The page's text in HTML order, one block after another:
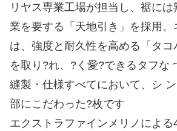
リヤス専業工場が担当し、裾に
業を要する「天地引き」を採用。
は、強度と耐久性を高める「タ
を取り?れ、?く愛?できるタフな
縫製・仕様すべてにおいて、シ
部にこだわった?枚です
エクストラファインメリノによる